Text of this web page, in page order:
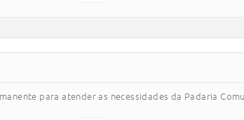
para atender as necessidades da Padaria